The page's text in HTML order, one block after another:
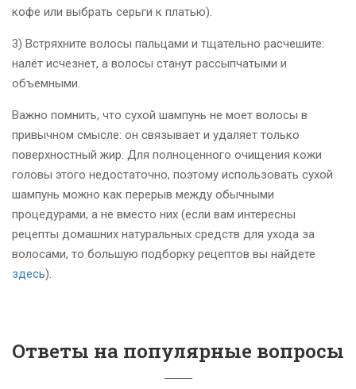
кофе или выбрать серьги к платью).
3) Встряхните волосы пальцами и тщательно расчешите:
налёт исчезнет, а волосы станут рассыпчатыми и
объемными.
Важно помнить, что сухой шампунь не моет волосы в
привычном смысле: он связывает и удаляет только
поверхностный жир. Для полноценного очищения кожи
головы этого недостаточно, поэтому использовать сухой
шампунь можно как перерыв между обычными
процедурами, а не вместо них (если вам интересны
рецепты домашних натуральных средств для ухода за
волосами, то большую подборку рецептов вы найдете
здесь).
Ответы на популярные вопросы